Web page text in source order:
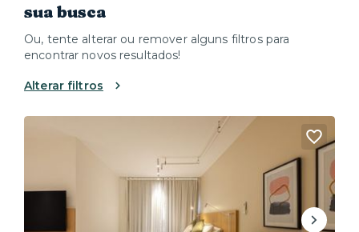
sua busca
Ou, tente alterar ou remover alguns filtros para
encontrar novos resultados!
Alterar filtros